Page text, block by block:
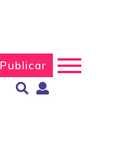
Publicar